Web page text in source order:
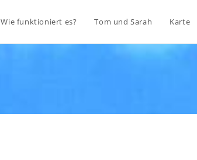
Wie funktioniert es? Tom und Sarah Karte